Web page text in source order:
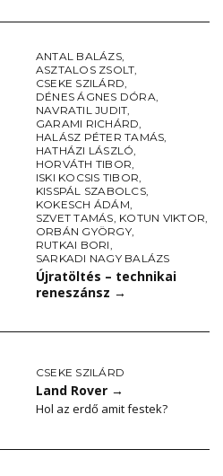
ANTAL BALÁZS,
ASZTALOS ZSOLT,
CSEKE SZILÁRD,
DÉNES ÁGNES DÓRA,
NAVRATIL JUDIT,
GARAMI RICHÁRD,
HALÁSZ PÉTER TAMÁS,
HATHÁZI LÁSZLÓ,
HORVÁTH TIBOR,
ISKI KOCSIS TIBOR,
KISSPÁL SZABOLCS,
KOKESCH ÁDÁM,
SZVET TAMÁS, KOTUN VIKTOR,
ORBÁN GYÖRGY,
RUTKAI BORI,
SARKADI NAGY BALÁZS
Újratöltés – technikai
reneszánsz →
CSEKE SZILÁRD
Land Rover →
Hol az erdő amit festek?